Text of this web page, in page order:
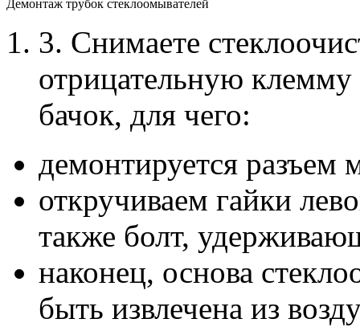
Демонтаж трубок стеклоомывателей
3. Снимаете
отрицательную
бачок, для чего:
демонтируется разъем
откручиваем гайки
также болт,
наконец, основа
быть извлечена из